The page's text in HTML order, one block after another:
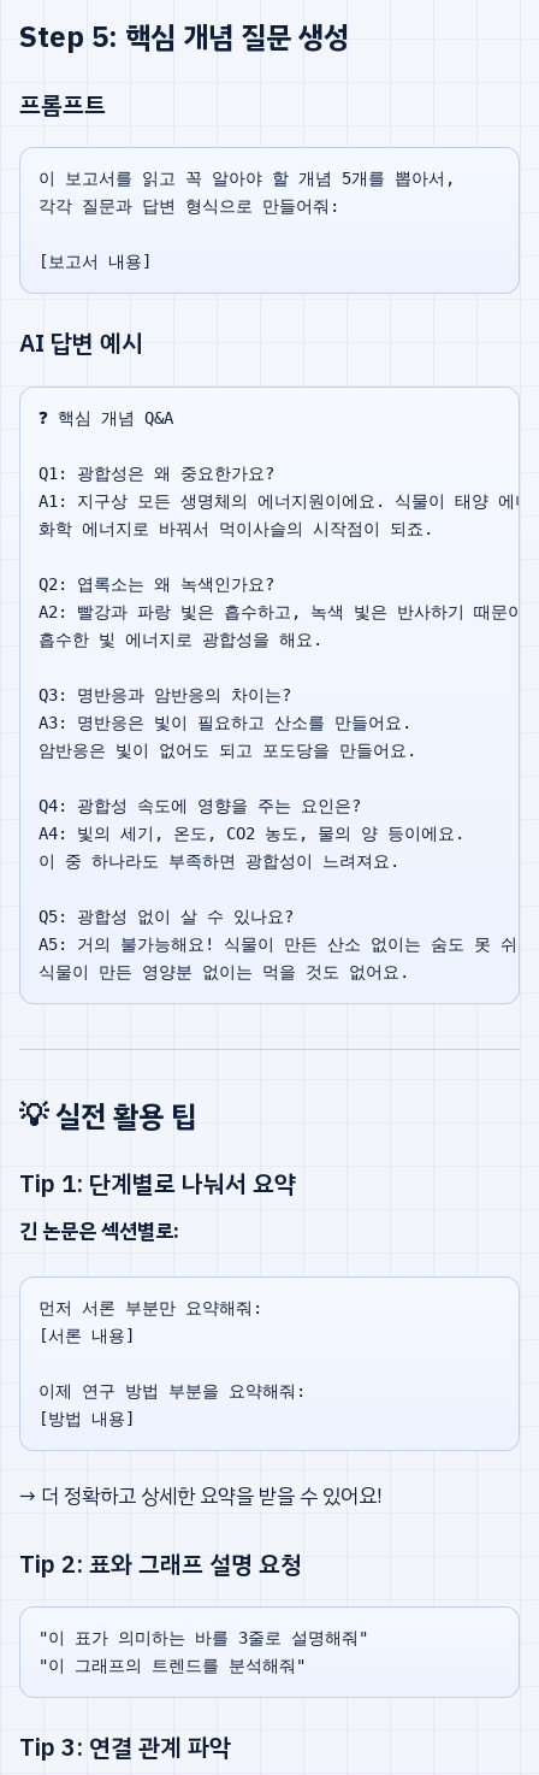
Step 5: 핵심 개념 질문 생성
프롬프트
이 보고서를 읽고 꼭 알아야 할 개념 5개를 뽑아서,
각각 질문과 답변 형식으로 만들어줘:
AI 답변 예시
❓ 핵심 개념 Q&A
Q1: 광합성은 왜 중요한가요?
A1: 지구상 모든 생명체의 에너지원이에요. 식물이 태양 에너
화학 에너지로 바꿔서 먹이사슬의 시작점이 되죠.
Q2: 엽록소는 왜 녹색인가요?
A2: 빨강과 파랑 빛은 흡수하고, 녹색 빛은 반사하기 때문이
흡수한 빛 에너지로 광합성을 해요.
Q3: 명반응과 암반응의 차이는?
A3: 명반응은 빛이 필요하고 산소를 만들어요.
암반응은 빛이 없어도 되고 포도당을 만들어요.
Q4: 광합성 속도에 영향을 주는 요인은?
A4: 빛의 세기, 온도, CO2 농도, 물의 양 등이에요.
이 중 하나라도 부족하면 광합성이 느려져요.
Q5: 광합성 없이 살 수 있나요?
A5: 거의 불가능해요! 식물이 만든 산소 없이는 숨도 못 쉬
💡 실전 활용 팁
Tip 1: 단계별로 나눠서 요약
긴 논문은 섹션별로:
먼저 서론 부분만 요약해줘:
[서론 내용]
이제 연구 방법 부분을 요약해줘:
→ 더 정확하고 상세한 요약을 받을 수 있어요!
Tip 2: 표와 그래프 설명 요청
"이 표가 의미하는 바를 3줄로 설명해줘"
Tip 3: 연결 관계 파악